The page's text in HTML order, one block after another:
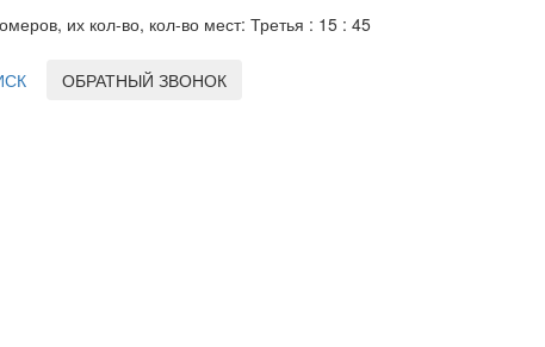
их кол-во, кол-во мест: Третья : 15 : 45
ОБРАТНЫЙ ЗВОНОК